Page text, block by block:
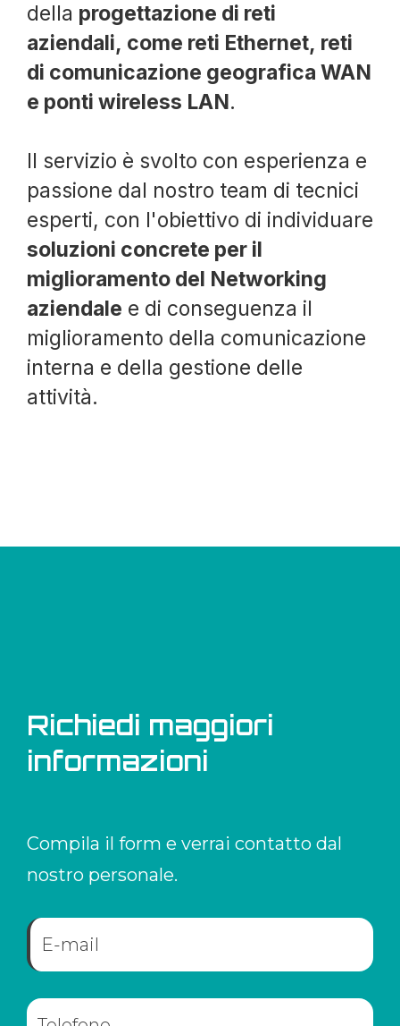
della progettazione di reti
aziendali, come reti Ethernet, reti
di comunicazione geografica WAN
e ponti wireless LAN.
Il servizio è svolto con esperienza e
passione dal nostro team di tecnici
esperti, con l'obiettivo di individuare
soluzioni concrete per il
miglioramento del Networking
aziendale e di conseguenza il
miglioramento della comunicazione
interna e della gestione delle
attività.
Richiedi maggiori
informazioni
Compila il form e verrai contatto dal
nostro personale.